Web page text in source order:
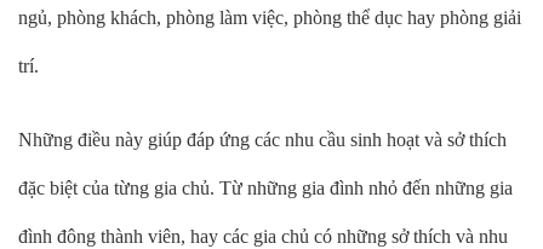
ngủ, phòng khách, phòng làm việc, phòng thể dục hay phòng giải
trí.
Những điều này giúp đáp ứng các nhu cầu sinh hoạt và sở thích
đặc biệt của từng gia chủ. Từ những gia đình nhỏ đến những gia
đình đông thành viên, hay các gia chủ có những sở thích và nhu